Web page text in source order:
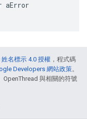
aError
姓名標示 4.0 授權 ，程式碼
Developers 網站政策。
OpenThread 與相關的符號